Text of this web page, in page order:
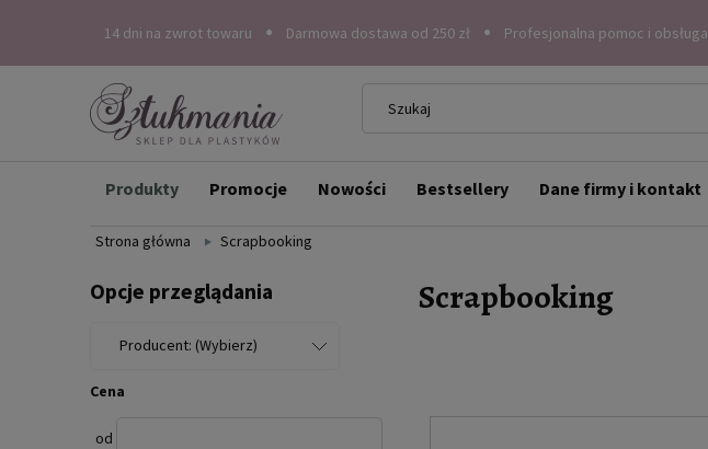
14 dni na zwrot towaru Darmowa dostawa od 250 zł Profesjonalna pomoc i obsługa
Produkty Promocje Nowości Bestsellery Dane firmy i kontakt
Strona główna Scrapbooking
Opcje przeglądania
Producent: (Wybierz)
Cena
od
Scrapbooking